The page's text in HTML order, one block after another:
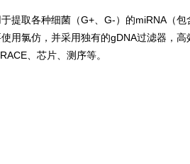
提取各种细菌（G+、G-）的miRNA（
用氯仿，并采用独有的gDNA过滤器，
、芯片、测序等。